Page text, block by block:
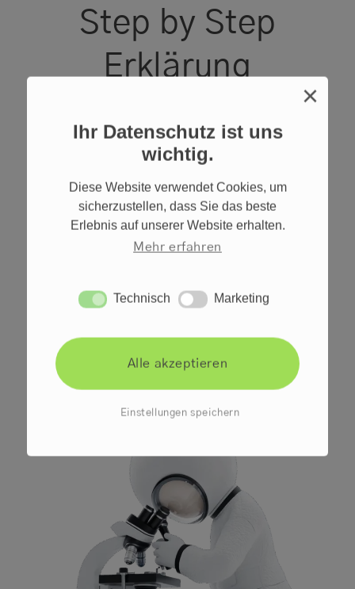
Ihr Datenschutz ist uns
wichtig.
Diese Website verwendet Cookies, um
sicherzustellen, dass Sie das beste
Erlebnis auf unserer Website erhalten.
Mehr erfahren
Technisch
Technisch Marketing
Marketing
Alle akzeptieren
Einstellungen speichern
×
Step by Step
Erklärung
Finde heraus, welcher Test zu dir passt und
Onlineshop.
Test Kit erhalten
Auswertung Checken